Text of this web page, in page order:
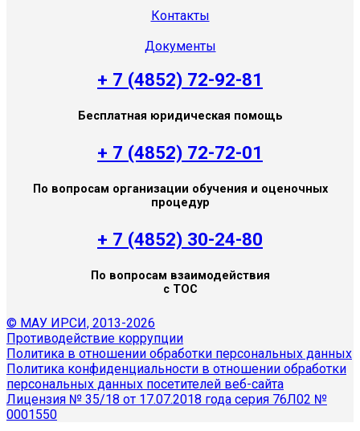
Контакты
Документы
+ 7 (4852) 72-92-81
Бесплатная юридическая помощь
+ 7 (4852) 72-72-01
По вопросам организации обучения и оценочных
процедур
+ 7 (4852) 30-24-80
По вопросам взаимодействия
с ТОС
© МАУ ИРСИ, 2013-2026
Противодействие коррупции
Политика в отношении обработки персональных данных
Политика конфиденциальности в отношении обработки
персональных данных посетителей веб-сайта
Лицензия № 35/18 от 17.07.2018 года серия 76Л02 №
0001550